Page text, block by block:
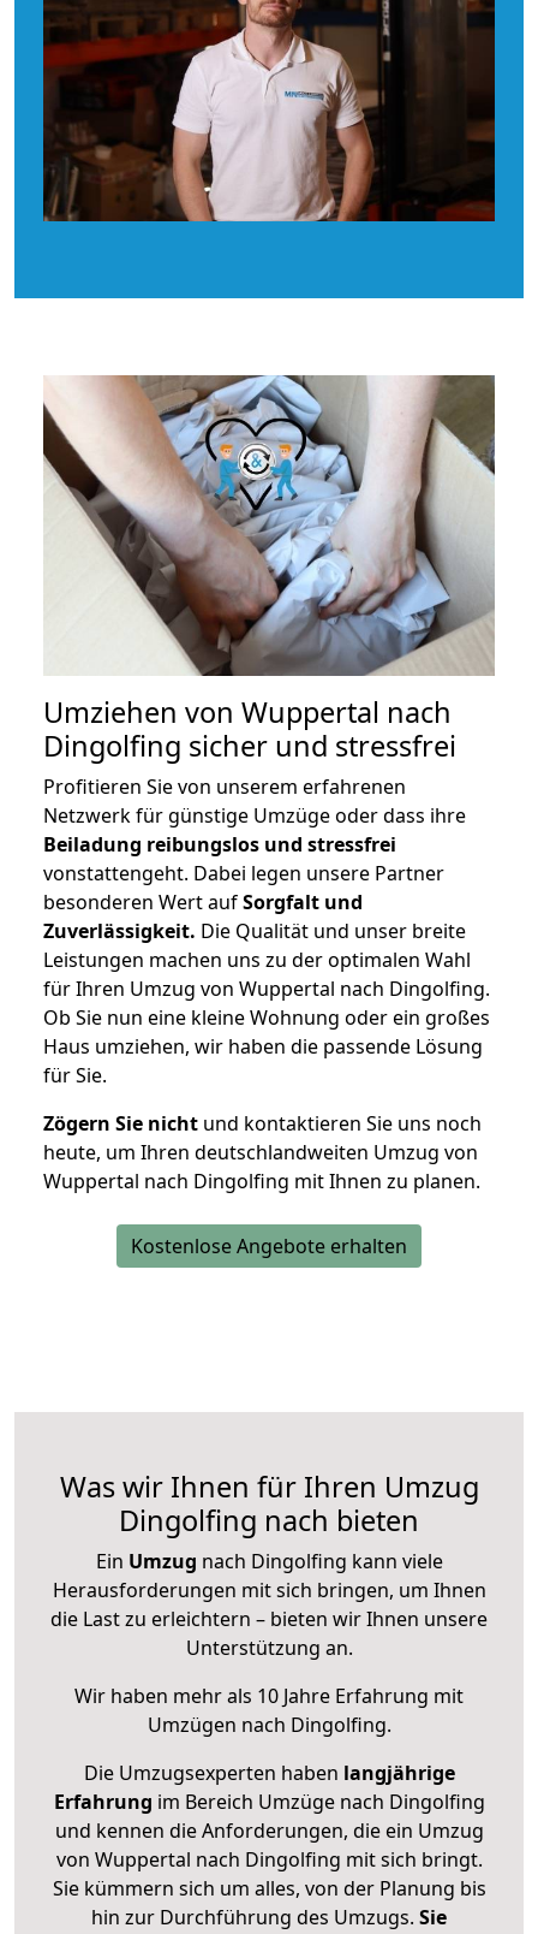
Umziehen von Wuppertal nach
Dingolfing sicher und stressfrei
Profitieren Sie von unserem erfahrenen
Netzwerk für günstige Umzüge oder dass ihre
Beiladung reibungslos und stressfrei
vonstattengeht. Dabei legen unsere Partner
besonderen Wert aufSorgfalt und
Zuverlässigkeit. Die Qualität und unser breite
Leistungen machen uns zu der optimalen Wahl
für Ihren Umzug von Wuppertal nach Dingolfing.
Ob Sie nun eine kleine Wohnung oder ein großes
Haus umziehen, wir haben die passende Lösung
für Sie.
Zögern Sie nicht und kontaktieren Sie uns noch
heute, um Ihren deutschlandweiten Umzug von
Wuppertal nach Dingolfing mit Ihnen zu planen.
Kostenlose Angebote erhalten
Was wir Ihnen für Ihren Umzug
Dingolfing nach bieten
Ein Umzug nach Dingolfing kann viele
Herausforderungen mit sich bringen, um Ihnen
die Last zu erleichtern – bieten wir Ihnen unsere
Unterstützung an.
Wir haben mehr als 10 Jahre Erfahrung mit
Umzügen nach Dingolfing.
Die Umzugsexperten haben langjährige
Erfahrung im Bereich Umzüge nach Dingolfing
und kennen die Anforderungen, die ein Umzug
von Wuppertal nach Dingolfing mit sich bringt.
Sie kümmern sich um alles, von der Planung bis
hin zur Durchführung des Umzugs. Sie